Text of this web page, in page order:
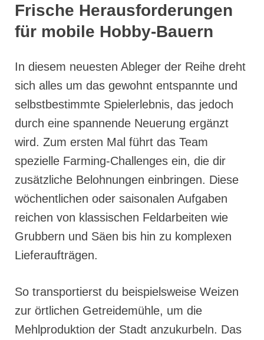
Frische Herausforderungen
für mobile Hobby-Bauern
In diesem neuesten Ableger der Reihe dreht
sich alles um das gewohnt entspannte und
selbstbestimmte Spielerlebnis, das jedoch
durch eine spannende Neuerung ergänzt
wird. Zum ersten Mal führt das Team
spezielle Farming-Challenges ein, die dir
zusätzliche Belohnungen einbringen. Diese
wöchentlichen oder saisonalen Aufgaben
reichen von klassischen Feldarbeiten wie
Grubbern und Säen bis hin zu komplexen
Lieferaufträgen.
So transportierst du beispielsweise Weizen
zur örtlichen Getreidemühle, um die
Mehlproduktion der Stadt anzukurbeln. Das